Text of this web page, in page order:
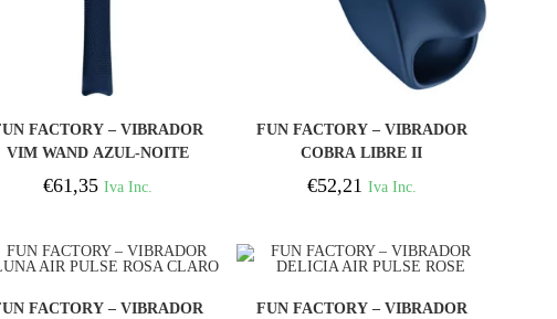
FACTORY – VIBRADOR
VIM WAND AZUL-NOITE
€61,35 Iva Inc.
FUN FACTORY – VIBRADOR
COBRA LIBRE II
MASTURBADOR AZUL-
NOITE
€52,21 Iva Inc.
FACTORY – VIBRADOR
FUN FACTORY – VIBRADOR